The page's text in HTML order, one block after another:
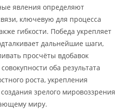
явления определяют
ключевую для процесса
гибкости. Победа укрепляет
дальнейшие шаги,
просчёты вдобавок
оба результата
роста, укрепления
зрелого мировоззрения
миру.